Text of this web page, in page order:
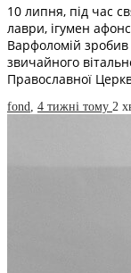
10 липня, під час
лаври, ігумен
Варфоломій
звичайного
Православної
fond 4 тижні тому 2